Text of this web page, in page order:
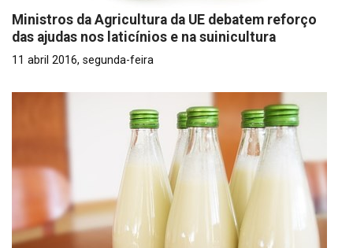
Ministros da Agricultura da UE debatem reforço
das ajudas nos laticínios e na suinicultura
11 abril 2016, segunda-feira